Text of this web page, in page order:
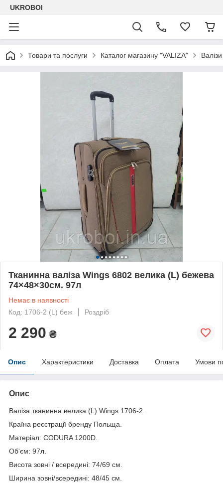
UKROBOI
Товари та послуги Каталог магазину "VALIZA" Валізи
Тканинна валіза Wings 6802 велика (L) бежева
74×48×30см. 97л
Немає в наявності
Код: 1706-2 (L) беж
Роздріб
2 290 ₴
Опис Характеристики Доставка Оплата Умови
Опис
Валіза тканинна велика (L) Wings 1706-2.
Країна реєстрації бренду Польща.
Матеріал: CODURA 1200D.
Об'єм: 97л.
Висота зовні / всередині: 74/69 см.
Ширина зовні/всередині: 48/45 см.